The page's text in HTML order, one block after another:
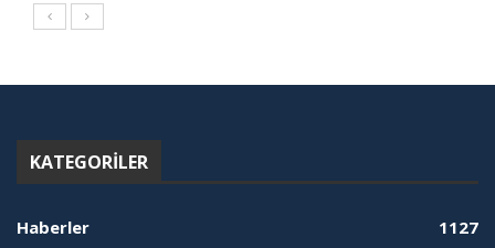
KATEGORILER
Haberler
1127